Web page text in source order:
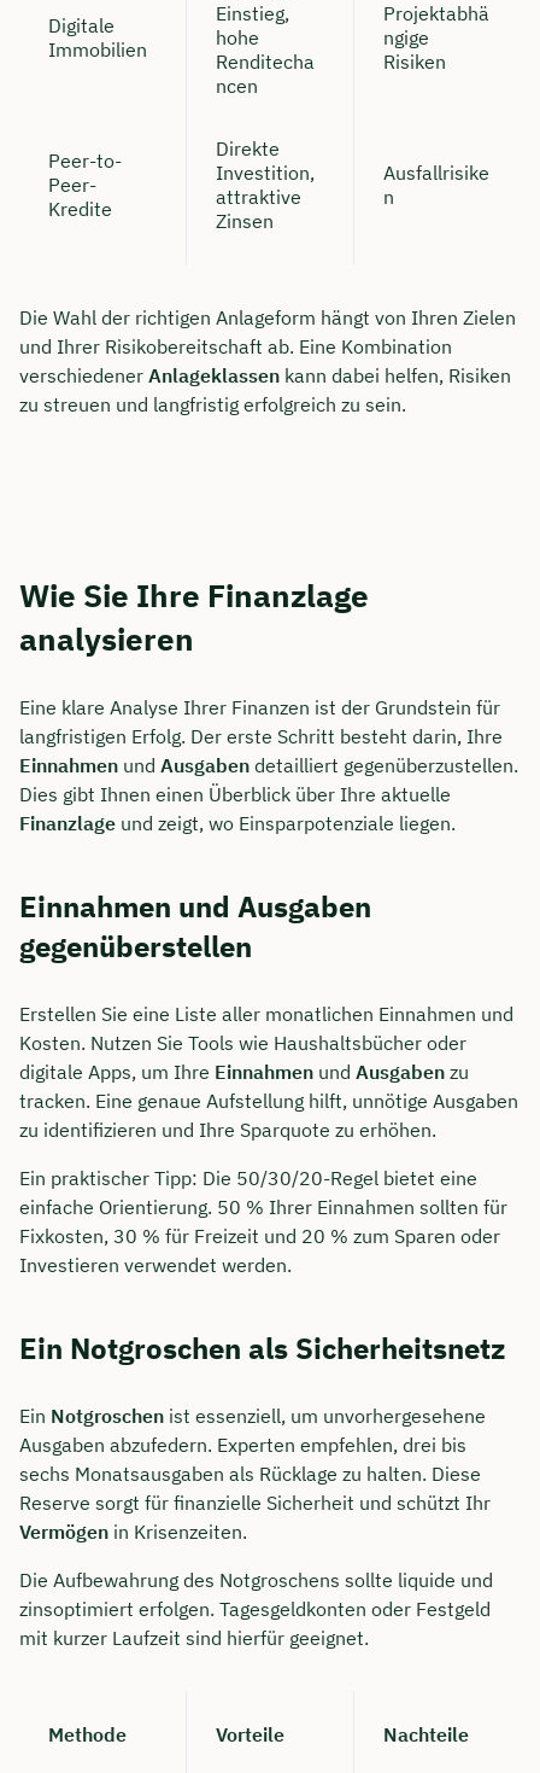
Digitale
Immobilien
Einstieg,
hohe
Renditecha
ncen
Projektabhä
ngige
Risiken
Peer-to-
Peer-
Kredite
Direkte
Investition,
attraktive
Zinsen
Ausfallrisike
n
Die Wahl der richtigen Anlageform hängt von Ihren Zielen
und Ihrer Risikobereitschaft ab. Eine Kombination
verschiedener Anlageklassen kann dabei helfen, Risiken
zu streuen und langfristig erfolgreich zu sein.
Wie Sie Ihre Finanzlage
analysieren
Eine klare Analyse Ihrer Finanzen ist der Grundstein für
langfristigen Erfolg. Der erste Schritt besteht darin, Ihre
Einnahmen und Ausgaben detailliert gegenüberzustellen.
Dies gibt Ihnen einen Überblick über Ihre aktuelle
Finanzlage und zeigt, wo Einsparpotenziale liegen.
Einnahmen und Ausgaben
gegenüberstellen
Erstellen Sie eine Liste aller monatlichen Einnahmen und
Kosten. Nutzen Sie Tools wie Haushaltsbücher oder
digitale Apps, um Ihre Einnahmen und Ausgaben zu
tracken. Eine genaue Aufstellung hilft, unnötige Ausgaben
zu identifizieren und Ihre Sparquote zu erhöhen.
Ein praktischer Tipp: Die 50/30/20-Regel bietet eine
einfache Orientierung. 50 % Ihrer Einnahmen sollten für
Fixkosten, 30 % für Freizeit und 20 % zum Sparen oder
Investieren verwendet werden.
Ein Notgroschen als Sicherheitsnetz
Ein Notgroschen ist essenziell, um unvorhergesehene
Ausgaben abzufedern. Experten empfehlen, drei bis
sechs Monatsausgaben als Rücklage zu halten. Diese
Reserve sorgt für finanzielle Sicherheit und schützt Ihr
Vermögen in Krisenzeiten.
Die Aufbewahrung des Notgroschens sollte liquide und
zinsoptimiert erfolgen. Tagesgeldkonten oder Festgeld
mit kurzer Laufzeit sind hierfür geeignet.
Methode Vorteile Nachteile